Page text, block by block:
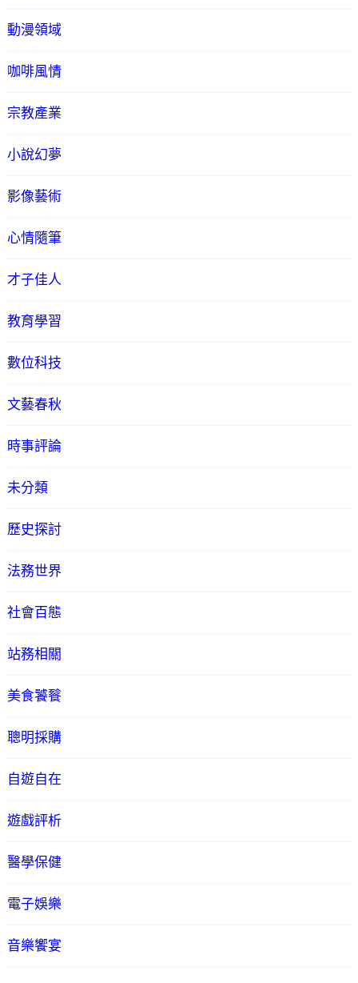
動漫領域
咖啡風情
宗教產業
小說幻夢
影像藝術
心情隨筆
才子佳人
教育學習
數位科技
文藝春秋
時事評論
未分類
歷史探討
法務世界
社會百態
站務相關
美食饕餮
聰明採購
自遊自在
遊戲評析
醫學保健
電子娛樂
音樂饗宴